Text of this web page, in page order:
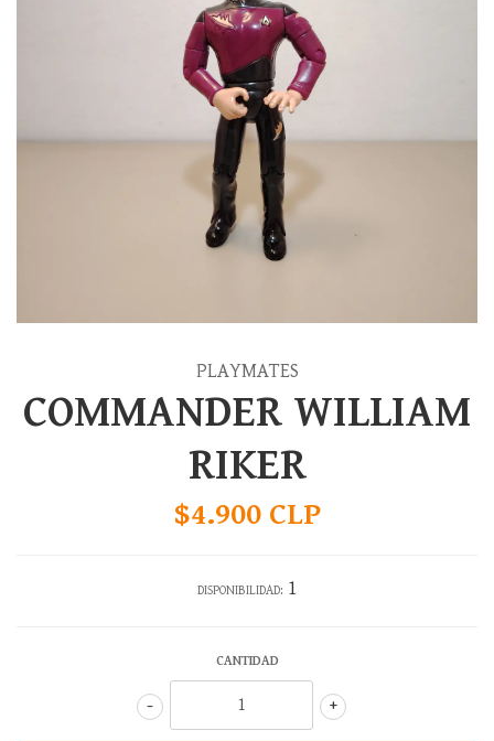
PLAYMATES
COMMANDER WILLIAM
RIKER
$4.900 CLP
DISPONIBILIDAD: 1
CANTIDAD
+
-